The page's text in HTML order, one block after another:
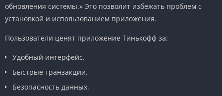
обновления системы.» Это позволит избежать проблем с
установкой и использованием приложения.
Пользователи ценят приложение Тинькофф за:
Удобный интерфейс.
Быстрые транзакции.
Безопасность данных.